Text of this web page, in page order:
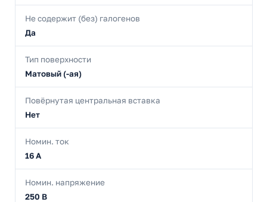
Не содержит (без) галогенов
Да
Тип поверхности
Матовый (-ая)
Повёрнутая центральная вставка
Нет
Номин. ток
16 А
Номин. напряжение
250 В